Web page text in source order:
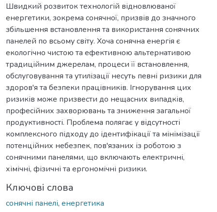
Швидкий розвиток технологій відновлюваної
енергетики, зокрема сонячної, призвів до значного
збільшення встановлення та використання сонячних
панелей по всьому світу. Хоча сонячна енергія є
екологічно чистою та ефективною альтернативою
традиційним джерелам, процеси її встановлення,
обслуговування та утилізації несуть певні ризики для
здоров'я та безпеки працівників. Ігнорування цих
ризиків може призвести до нещасних випадків,
професійних захворювань та зниження загальної
продуктивності. Проблема полягає у відсутності
комплексного підходу до ідентифікації та мінімізації
потенційних небезпек, пов'язаних із роботою з
сонячними панелями, що включають електричні,
хімічні, фізичні та ергономічні ризики.
Ключові слова
сонячні панелі, енергетика